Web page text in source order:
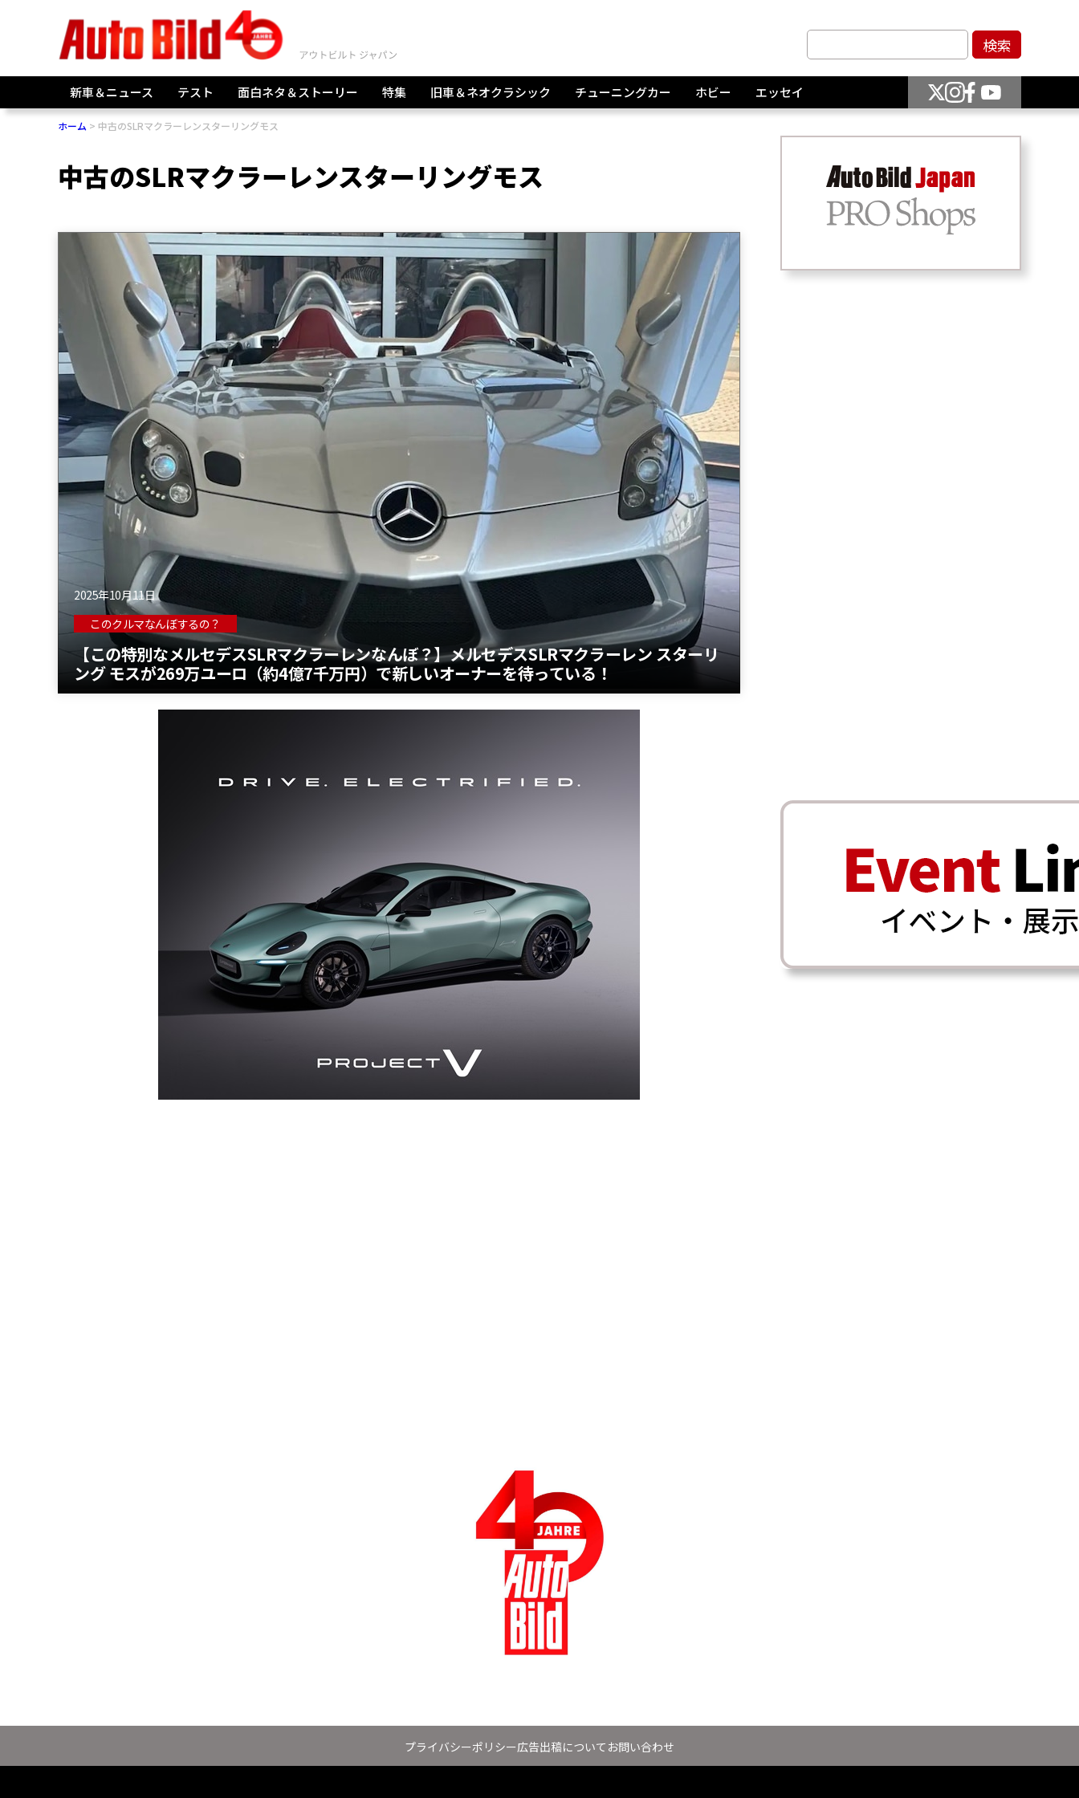
新車＆ニュース テスト 面白ネタ＆ストーリー 特集 旧車＆ネオクラシック チューニングカー ホビー エッセイ
ホーム 中古のSLRマクラーレンスターリングモス
中古のSLRマクラーレンスターリングモス
2025年10月11日
このクルマなんぼするの？
【この特別なメルセデスSLRマクラーレンなんぼ？】メルセデスSLRマクラーレン スターリ
ング モスが269万ユーロ（約4億7千万円）で新しいオーナーを待っている！
プライバシーポリシー広告出稿について お問い合わせ